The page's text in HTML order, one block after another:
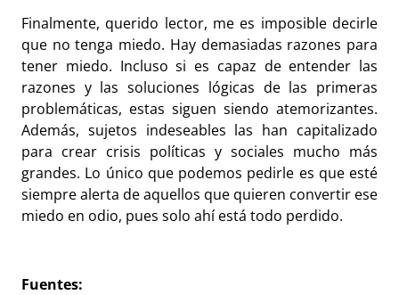
Finalmente, querido lector, me es imposible decirle
que no tenga miedo. Hay demasiadas razones para
tener miedo. Incluso si es capaz de entender las
razones y las soluciones lógicas de las primeras
problemáticas, estas siguen siendo atemorizantes.
Además, sujetos indeseables las han capitalizado
para crear crisis políticas y sociales mucho más
grandes. Lo único que podemos pedirle es que esté
siempre alerta de aquellos que quieren convertir ese
miedo en odio, pues solo ahí está todo perdido.
Fuentes: